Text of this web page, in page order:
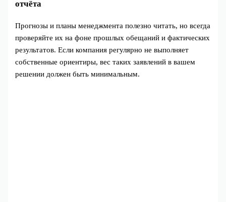
отчёта
Прогнозы и планы менеджмента полезно читать, но всегда
проверяйте их на фоне прошлых обещаний и фактических
результатов. Если компания регулярно не выполняет
собственные ориентиры, вес таких заявлений в вашем
решении должен быть минимальным.